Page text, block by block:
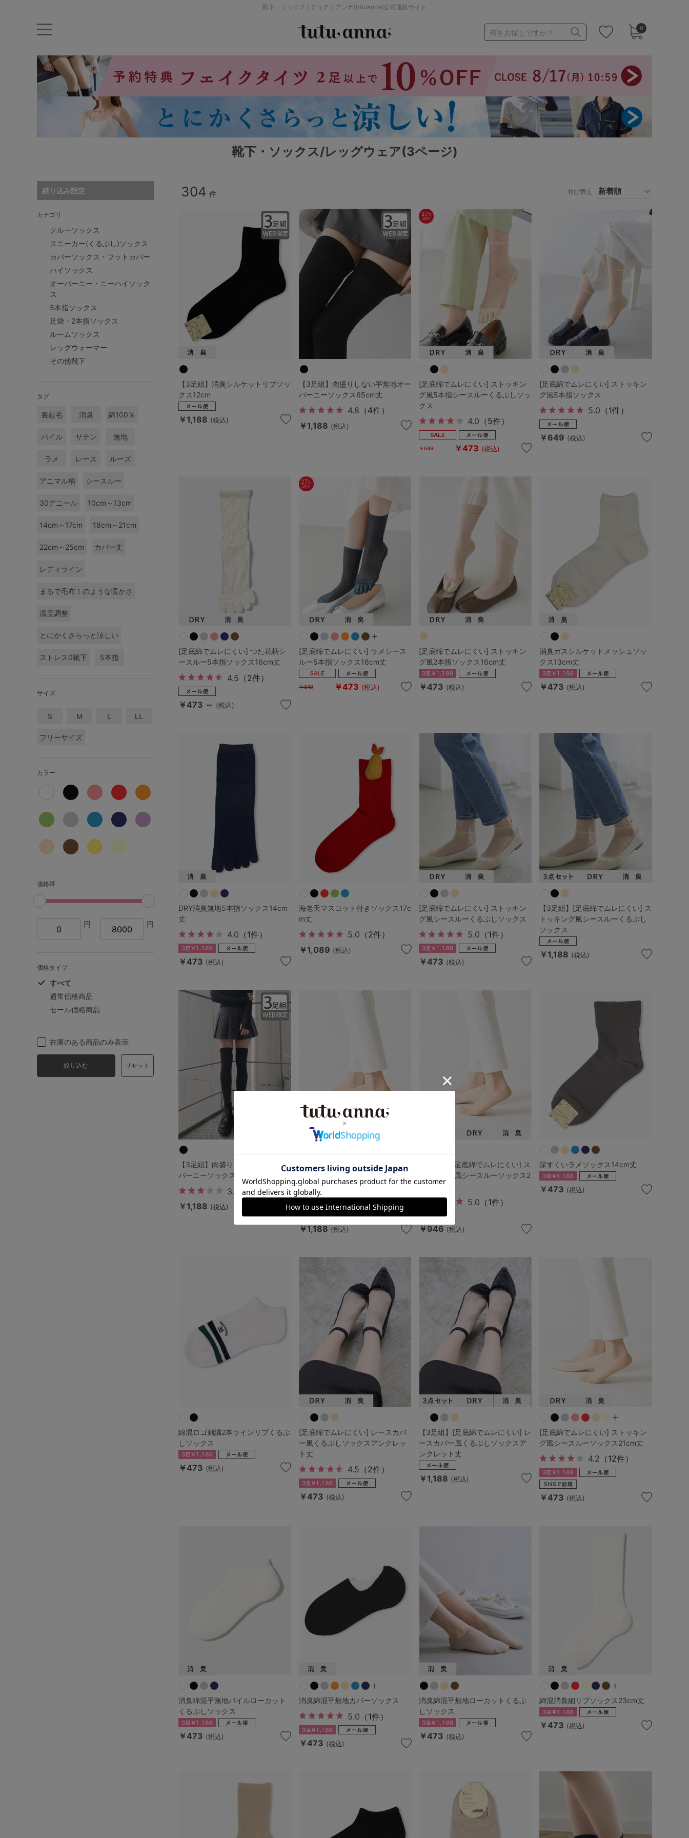
靴下・ソックス | チュチュアンナ[tutuanna]公式通販サイト
0
何をお探しですか？
ナイトブラ ノンワイヤー 特盛ブラ チューブトップ 折り畳み パジャマ
ストッキング
ルームウェア アームカバー
カテゴリから探す
下着
ルームウェア
ライフスタイル
キッズ
SALE
サイズからブラを探す
C65 C70
D65
E65 E70
F65 F80
G65
S-AB
L-AB L-CD
LL-EF
価格帯から探す
～999円 1,000～1,999円
2,000～2,999円 3,000～3,999円
4,000円～
セールアイテム
その他から探す
お気に入り
高評価レビューアイテム
WEB限定アイテム
検索を閉じる
靴下・ソックス/レッグウェア(3ページ)
絞り込み設定
カテゴリ
クルーソックス
スニーカー(くるぶし)ソックス
カバーソックス・フットカバー
ハイソックス
オーバーニー・ニーハイソック
ス
5本指ソックス
足袋・2本指ソックス
ルームソックス
レッグウォーマー
その他靴下
タグ
裏起毛 消臭 綿100％
パイル サテン 無地
ラメ レース ルーズ
アニマル柄 シースルー
30デニール 10cm～13cm
14cm～17cm 18cm～21cm
22cm～25cm カバー丈
レディライン
まるで毛布！のような暖かさ
温度調整
とにかくさらっと涼しい
ストレス0靴下 5本指
サイズ
S M L LL
フリーサイズ
カラー
価格帯
円 円
価格タイプ
すべて
通常価格商品
セール価格商品
在庫のある商品のみ表示
絞り込む リセット
304 件 並び替え
【3足組】消臭シルケットリブソッ
クス12cm
￥1,188 (税込)
【3足組】肉盛りしない平無地オー
バーニーソックス65cm丈
4.8 （4件）
￥1,188 (税込)
27%
OFF
[足底綿でムレにくい] ストッキン
グ風5本指シースルーくるぶしソッ
クス
4.0 （5件）
￥649 ￥473 (税込)
[足底綿でムレにくい] ストッキン
グ風5本指ソックス
5.0 （1件）
￥649 (税込)
[足底綿でムレにくい] つた花柄シ
ースルー5本指ソックス16cm丈
4.5 （2件）
￥473 ～ (税込)
27%
OFF
[足底綿でムレにくい] ラメシース
ルー5本指ソックス16cm丈
￥649 ￥473 (税込)
[足底綿でムレにくい] ストッキン
グ風2本指ソックス16cm丈
￥473 (税込)
消臭ガスシルケットメッシュソッ
クス13cm丈
￥473 (税込)
DRY消臭無地5本指ソックス14cm
丈
4.0 （1件）
￥473 (税込)
海老天マスコット付きソックス17c
m丈
5.0 （2件）
￥1,089 (税込)
[足底綿でムレにくい] ストッキン
グ風シースルーくるぶしソックス
5.0 （1件）
￥473 (税込)
【3足組】[足底綿でムレにくい] ス
トッキング風シースルーくるぶし
ソックス
￥1,188 (税込)
【3足組】肉盛りしない平無地オー
バーニーソックス60cm丈
3.0
（2件）
￥1,188 (税込)
【3足組】[足底綿でムレにくい] ス
トッキング風シースルーソックス2
1cm丈
2.0 （2件）
￥1,188 (税込)
【2足組】[足底綿でムレにくい] ス
トッキング風シースルーソックス2
1cm丈
5.0 （1件）
￥946 (税込)
深すくいラメソックス14cm丈
￥473 (税込)
綿混ロゴ刺繍2本ラインリブくるぶ
しソックス
￥473 (税込)
[足底綿でムレにくい] レースカバ
ー風くるぶしソックスアンクレッ
ト丈
4.5 （2件）
￥473 (税込)
【3足組】[足底綿でムレにくい] レ
ースカバー風くるぶしソックスア
ンクレット丈
￥1,188 (税込)
[足底綿でムレにくい] ストッキン
グ風シースルーソックス21cm丈
4.2 （12件）
￥473 (税込)
消臭綿混平無地パイルローカット
くるぶしソックス
￥473 (税込)
消臭綿混平無地カバーソックス
5.0 （1件）
￥473 (税込)
消臭綿混平無地ローカットくるぶ
しソックス
￥473 (税込)
綿混消臭細リブソックス23cm丈
￥473 (税込)